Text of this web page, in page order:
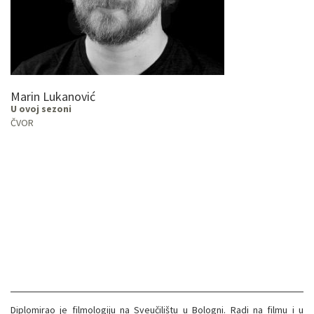
Marin Lukanović
U ovoj sezoni
ČVOR
Diplomirao je filmologiju na Sveučilištu u Bologni. Radi na filmu i u